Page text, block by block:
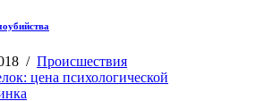
/ Происшествия